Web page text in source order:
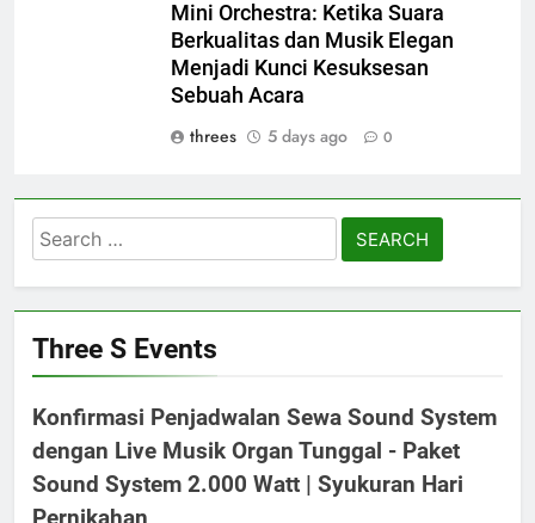
Mini Orchestra: Ketika Suara
Berkualitas dan Musik Elegan
Menjadi Kunci Kesuksesan
Sebuah Acara
threes
5 days ago 0
Search
for:
Three S Events
Konfirmasi Penjadwalan Sewa Sound System
dengan Live Musik Organ Tunggal - Paket
Sound System 2.000 Watt | Syukuran Hari